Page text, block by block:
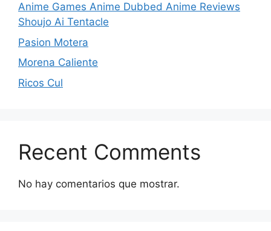
Anime Games Anime Dubbed Anime Reviews
Shoujo Ai Tentacle
Pasion Motera
Morena Caliente
Ricos Cul
Recent Comments
No hay comentarios que mostrar.